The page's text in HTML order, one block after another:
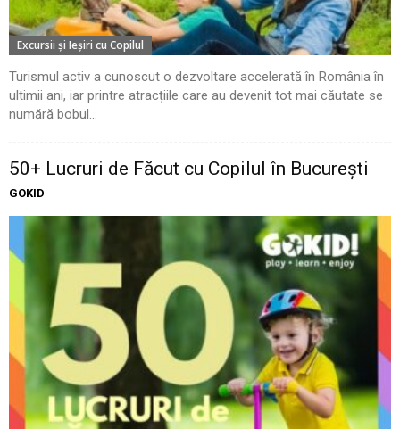
Excursii şi Ieşiri cu Copilul
Turismul activ a cunoscut o dezvoltare accelerată în România în
ultimii ani, iar printre atracțiile care au devenit tot mai căutate se
numără bobul...
50+ Lucruri de Făcut cu Copilul în București
GOKID